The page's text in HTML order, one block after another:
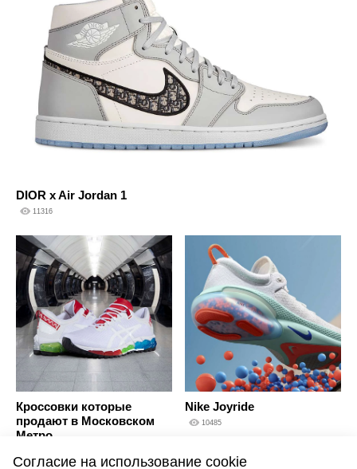
DIOR x Air Jordan 1
11316
Кроссовки которые
продают в Московском
Метро
Nike Joyride
10485
Согласие на использование cookie